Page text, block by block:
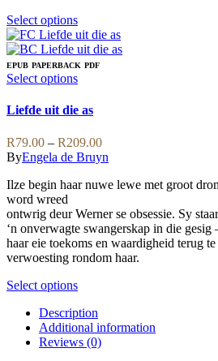
Select optionsThis
product
has
multiple
variants.
options
be
chosen
on
the
page
EPUB PAPERBACK PDF
Select optionsThis
has
variants.
The
options
may
chosen
on
the
product
Liefde uit die as
R79.00 – R209.00Price
range:
through
ByEngela de Bruyn
Ilze begin haar nuwe lewe met groot
word wreed
ontwrig deur Werner se obsessie. Sy
‘n onverwagte swangerskap in die gesig
haar eie toekoms en waardigheid terug
verwoesting rondom haar.
Select optionsThis
has
multiple
variants.
Description
Additional information
Reviews (0)